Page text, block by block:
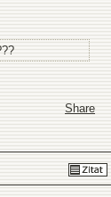
Share